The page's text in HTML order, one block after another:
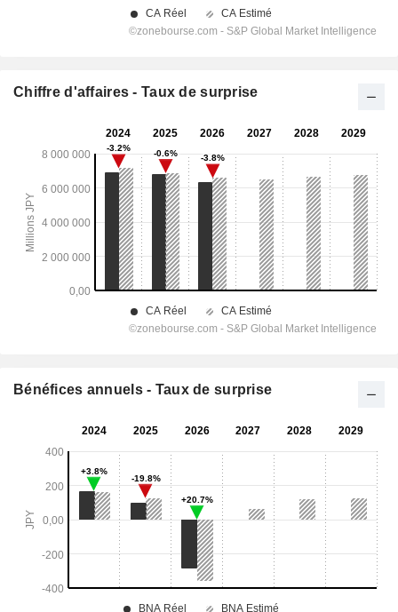
Chiffre d'affaires - Taux de surprise
Bénéfices annuels - Taux de surprise